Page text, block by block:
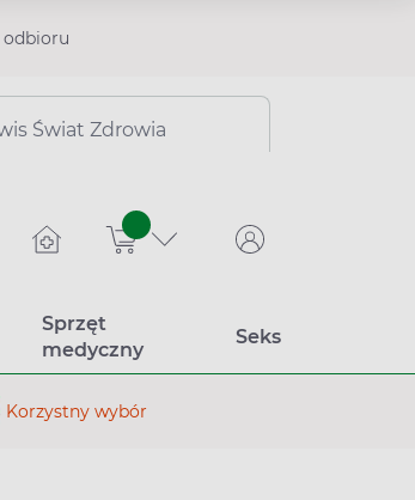
Świat Zdrowia
sztuk
Sprzęt
medyczny
Seks
Korzystny wybór